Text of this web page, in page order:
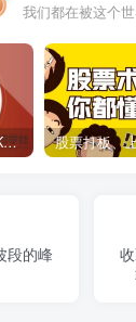
我们都在被这个
超级简单！同花顺K线界面显示行业概念指标代码图解
段的峰